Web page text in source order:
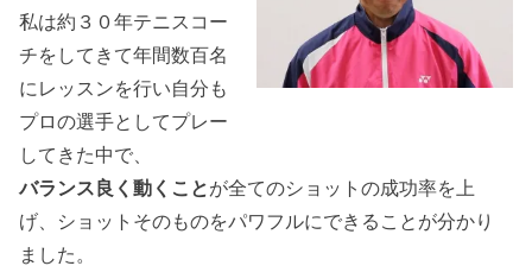
私は約３０年テニスコー
チをしてきて年間数百名
にレッスンを行い自分も
プロの選手としてプレー
してきた中で、
バランス良く動くことが全てのショットの成功率を上
げ、ショットそのものをパワフルにできることが分かり
ました。